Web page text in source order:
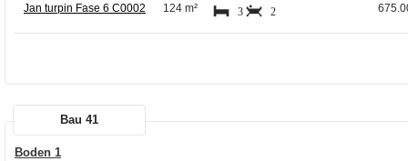
Jan turpin Fase 6 C0002 124 m² 3 2
Bau 41
Boden 1